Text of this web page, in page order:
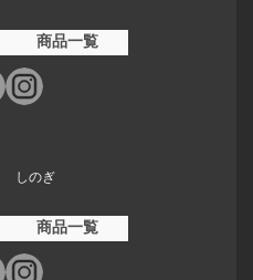
商品一覧
しのぎ
商品一覧